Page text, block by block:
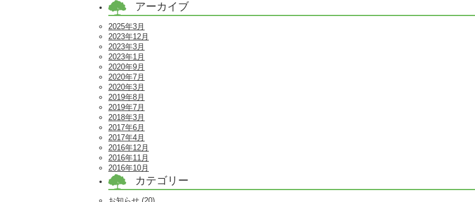
アーカイブ
2025年3月
2023年12月
2023年3月
2023年1月
2020年9月
2020年7月
2020年3月
2019年8月
2019年7月
2018年3月
2017年6月
2017年4月
2016年12月
2016年11月
2016年10月
カテゴリー